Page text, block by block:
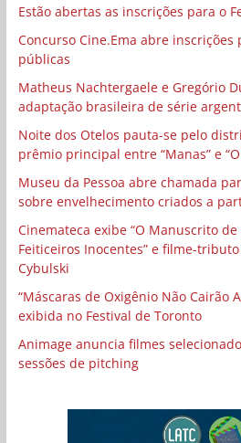
Estão abertas as inscrições para o
Concurso Cine.Ema abre inscrições
públicas
Matheus Nachtergaele e Gregório
adaptação brasileira de série
Noite dos Otelos pauta-se pelo
prêmio principal entre “Manas” e
Museu da Pessoa abre chamada
sobre envelhecimento criados a
Cinemateca exibe “O Manuscrito de
Feiticeiros Inocentes” e filme-
Cybulski
“Máscaras de Oxigênio Não Cairão
exibida no Festival de Toronto
Animage anuncia filmes
sessões de pitching